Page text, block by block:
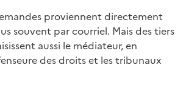
proviennent directement
souvent par courriel. Mais des tiers
aussi le médiateur, en
des droits et les tribunaux